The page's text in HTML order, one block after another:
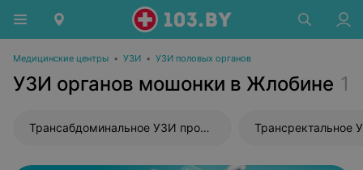
Медицинские центры • УЗИ • УЗИ половых органов
УЗИ органов мошонки в Жлобине 1
Трансабдоминальное УЗИ простаты Трансректальное